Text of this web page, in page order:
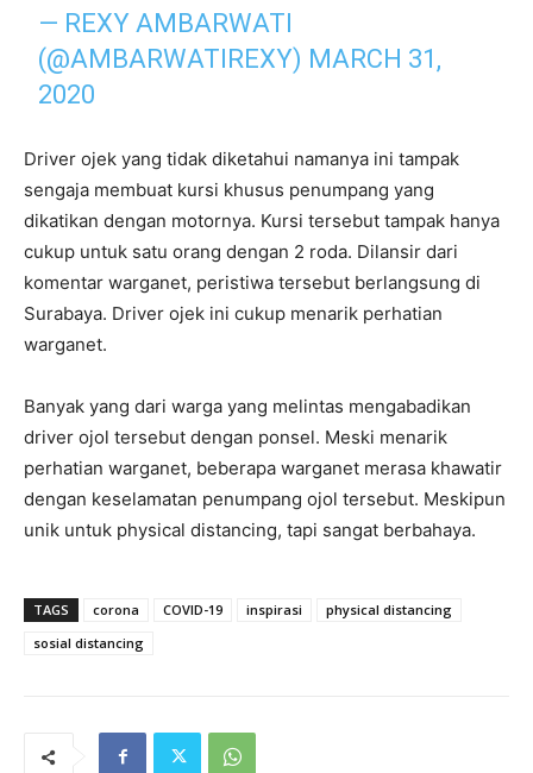
— REXY AMBARWATI
(@AMBARWATIREXY) MARCH 31,
2020
Driver ojek yang tidak diketahui namanya ini tampak
sengaja membuat kursi khusus penumpang yang
dikatikan dengan motornya. Kursi tersebut tampak hanya
cukup untuk satu orang dengan 2 roda. Dilansir dari
komentar warganet, peristiwa tersebut berlangsung di
Surabaya. Driver ojek ini cukup menarik perhatian
warganet.
Banyak yang dari warga yang melintas mengabadikan
driver ojol tersebut dengan ponsel. Meski menarik
perhatian warganet, beberapa warganet merasa khawatir
dengan keselamatan penumpang ojol tersebut. Meskipun
unik untuk physical distancing, tapi sangat berbahaya.
TAGS corona COVID-19 inspirasi
physical distancing
sosial distancing